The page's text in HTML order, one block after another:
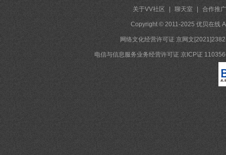
关于VV社区 聊天室 合作推广
Copyright © 2011-2025 优贝在线
网络文化经营许可证 京网文
电信与信息服务业务经营许可证 京ICP证